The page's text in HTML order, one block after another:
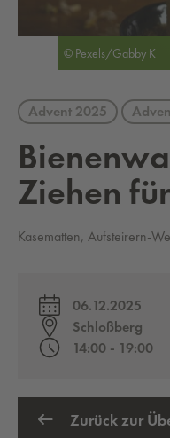
Advent 2025
Zie­hen
Kasematten, Aufsteirern-
06.12.2025
Schloßberg
14:00 - 19:00
© Pexels/Gabby K
Zurück zur